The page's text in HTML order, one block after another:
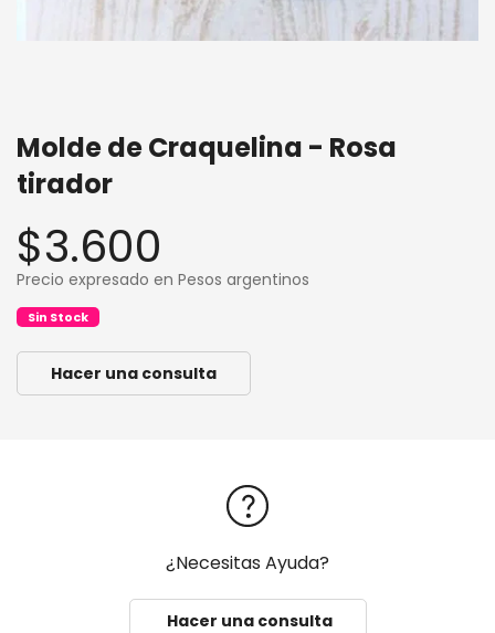
Molde de Craquelina - Rosa
tirador
$3.600
Precio expresado en Pesos argentinos
Sin Stock
Hacer una consulta
¿Necesitas Ayuda?
Hacer una consulta